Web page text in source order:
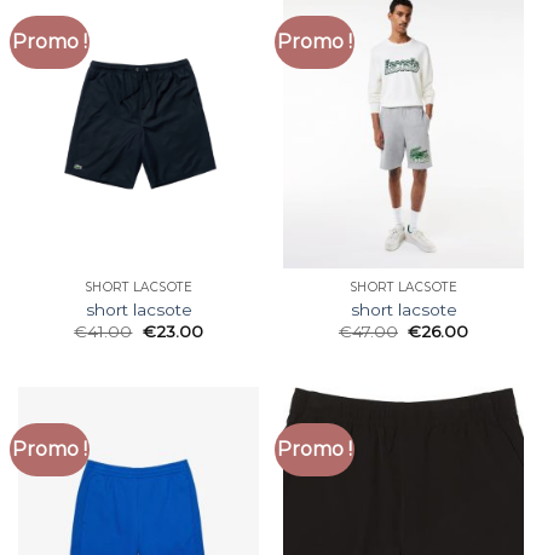
Promo !
SHORT LACSOTE
short lacsote
€41.00 €23.00
Promo !
SHORT LACSOTE
short lacsote
€47.00 €26.00
Promo ! Promo !